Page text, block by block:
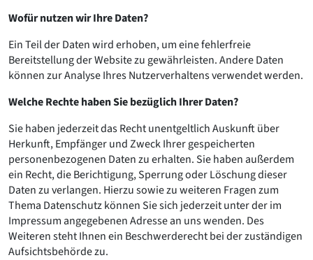
Römische Antike
Über uns
Über baukunst-nrw
Fachbeirat
Kontakt
Impressum
Datenschutz
Suchbegriff eingeben
Wofür nutzen wir Ihre Daten?
Ein Teil der Daten wird erhoben, um eine fehlerfreie
Bereitstellung der Website zu gewährleisten. Andere Daten
können zur Analyse Ihres Nutzerverhaltens verwendet werden.
Welche Rechte haben Sie bezüglich Ihrer Daten?
Sie haben jederzeit das Recht unentgeltlich Auskunft über
Herkunft, Empfänger und Zweck Ihrer gespeicherten
personenbezogenen Daten zu erhalten. Sie haben außerdem
ein Recht, die Berichtigung, Sperrung oder Löschung dieser
Daten zu verlangen. Hierzu sowie zu weiteren Fragen zum
Thema Datenschutz können Sie sich jederzeit unter der im
Impressum angegebenen Adresse an uns wenden. Des
Weiteren steht Ihnen ein Beschwerderecht bei der zuständigen
Aufsichtsbehörde zu.